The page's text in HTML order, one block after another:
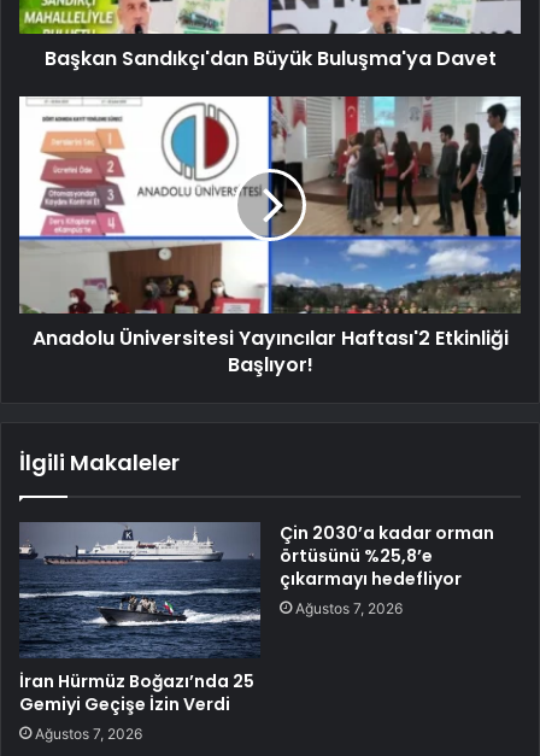
Başkan Sandıkçı'dan Büyük Buluşma'ya Davet
Anadolu Üniversitesi Yayıncılar Haftası'2 Etkinliği
Başlıyor!
İlgili Makaleler
İran Hürmüz Boğazı’nda 25
Gemiyi Geçişe İzin Verdi
Ağustos 7, 2026
Çin 2030’a kadar orman
örtüsünü %25,8’e
çıkarmayı hedefliyor
Ağustos 7, 2026